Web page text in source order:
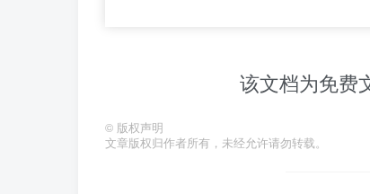
该文档为免费
© 版权声明
文章版权归作者所有，未经允许请勿转载。